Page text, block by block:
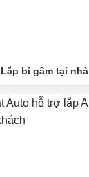
Lắp bi gầm tại nhà